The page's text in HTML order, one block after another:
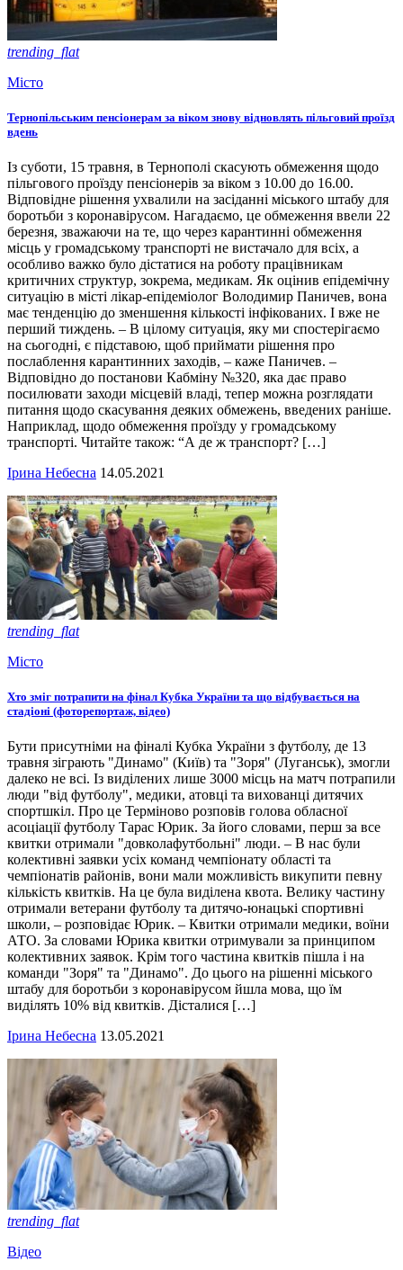
trending_flat
Місто
Тернопільським пенсіонерам за віком знову відновлять пільговий проїзд
вдень
Із суботи, 15 травня, в Тернополі скасують обмеження щодо
пільгового проїзду пенсіонерів за віком з 10.00 до 16.00.
Відповідне рішення ухвалили на засіданні міського штабу для
боротьби з коронавірусом. Нагадаємо, це обмеження ввели 22
березня, зважаючи на те, що через карантинні обмеження
місць у громадському транспорті не вистачало для всіх, а
особливо важко було дістатися на роботу працівникам
критичних структур, зокрема, медикам. Як оцінив епідемічну
ситуацію в місті лікар-епідеміолог Володимир Паничев, вона
має тенденцію до зменшення кількості інфікованих. І вже не
перший тиждень. – В цілому ситуація, яку ми спостерігаємо
на сьогодні, є підставою, щоб приймати рішення про
послаблення карантинних заходів, – каже Паничев. –
Відповідно до постанови Кабміну №320, яка дає право
посилювати заходи місцевій владі, тепер можна розглядати
питання щодо скасування деяких обмежень, введених раніше.
Наприклад, щодо обмеження проїзду у громадському
транспорті. Читайте також: “А де ж транспорт? […]
Ірина Небесна 14.05.2021
trending_flat
Місто
Хто зміг потрапити на фінал Кубка України та що відбувається на
стадіоні (фоторепортаж, відео)
Бути присутніми на фіналі Кубка України з футболу, де 13
травня зіграють "Динамо" (Київ) та "Зоря" (Луганськ), змогли
далеко не всі. Із виділених лише 3000 місць на матч потрапили
люди "від футболу", медики, атовці та вихованці дитячих
спортшкіл. Про це Терміново розповів голова обласної
асоціації футболу Тарас Юрик. За його словами, перш за все
квитки отримали "довколафутбольні" люди. – В нас були
колективні заявки усіх команд чемпіонату області та
чемпіонатів районів, вони мали можливість викупити певну
кількість квитків. На це була виділена квота. Велику частину
отримали ветерани футболу та дитячо-юнацькі спортивні
школи, – розповідає Юрик. – Квитки отримали медики, воїни
АТО. За словами Юрика квитки отримували за принципом
колективних заявок. Крім того частина квитків пішла і на
команди "Зоря" та "Динамо". До цього на рішенні міського
штабу для боротьби з коронавірусом йшла мова, що їм
виділять 10% від квитків. Дісталися […]
Ірина Небесна 13.05.2021
trending_flat
Відео